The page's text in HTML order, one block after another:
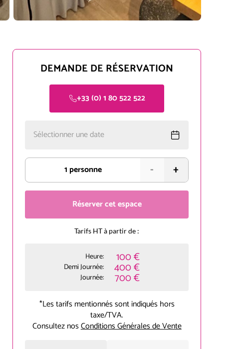
DEMANDE DE RÉSERVATION
+33 (0) 1 80 522 522
Sélectionner une date
1 personne - +
Réserver cet espace
Tarifs HT à partir de :
Heure: 100 €
Demi Journée: 400 €
Journée: 700 €
*Les tarifs mentionnés sont indiqués hors
taxe/TVA.
Consultez nosConditions Générales de Vente